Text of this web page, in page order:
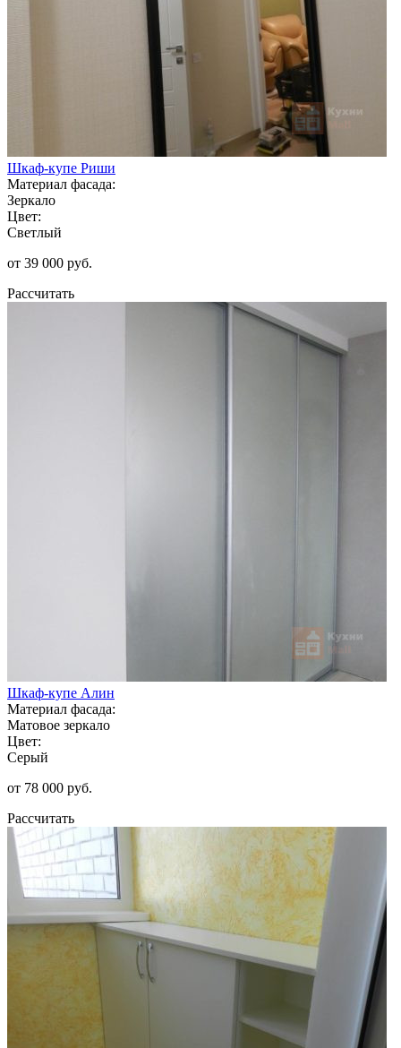
Шкаф-купе Риши
Материал фасада:
Зеркало
Цвет:
Светлый
от 39 000 руб.
Рассчитать
Шкаф-купе Алин
Материал фасада:
Матовое зеркало
Цвет:
Серый
от 78 000 руб.
Рассчитать